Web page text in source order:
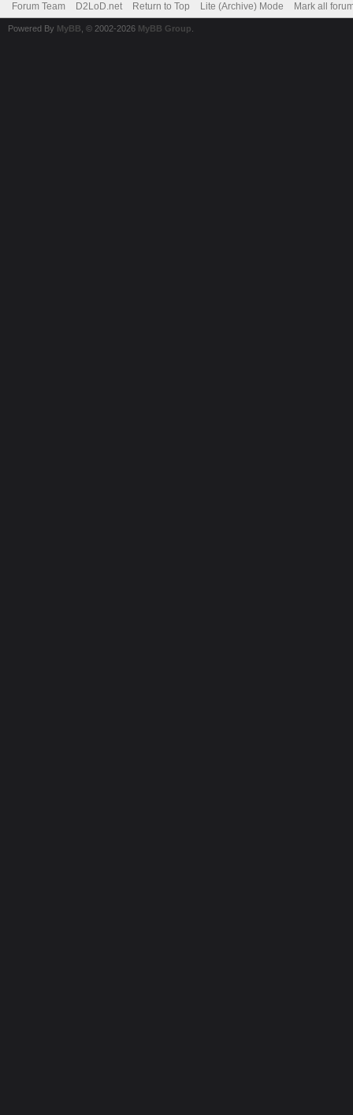
Forum Team D2LoD.net Return to Top Lite (Archive) Mode Mark all
Powered By MyBB , © 2002-2026 MyBB Group